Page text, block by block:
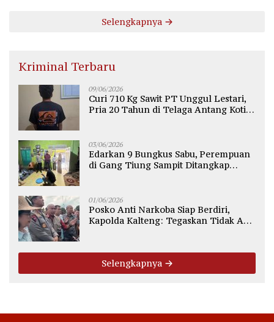
Selengkapnya
Kriminal Terbaru
09/06/2026
Curi 710 Kg Sawit PT Unggul Lestari,
Pria 20 Tahun di Telaga Antang Kotim
03/06/2026
Edarkan 9 Bungkus Sabu, Perempuan
di Gang Tiung Sampit Ditangkap
01/06/2026
Posko Anti Narkoba Siap Berdiri,
Kapolda Kalteng: Tegaskan Tidak Ada
Selengkapnya